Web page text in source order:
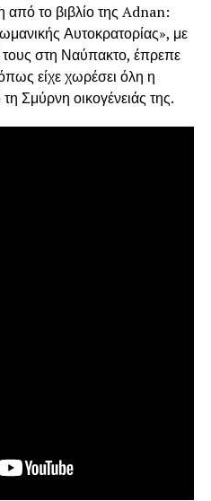
από το βιβλίο της Adnan:
Αυτοκρατορίας», με
στη Ναύπακτο, έπρεπε
είχε χωρέσει όλη η
Σμύρνη οικογένειάς της.